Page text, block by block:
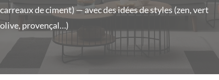
carreaux de ciment) — avec des idées de styles (zen, vert
olive, provençal…)